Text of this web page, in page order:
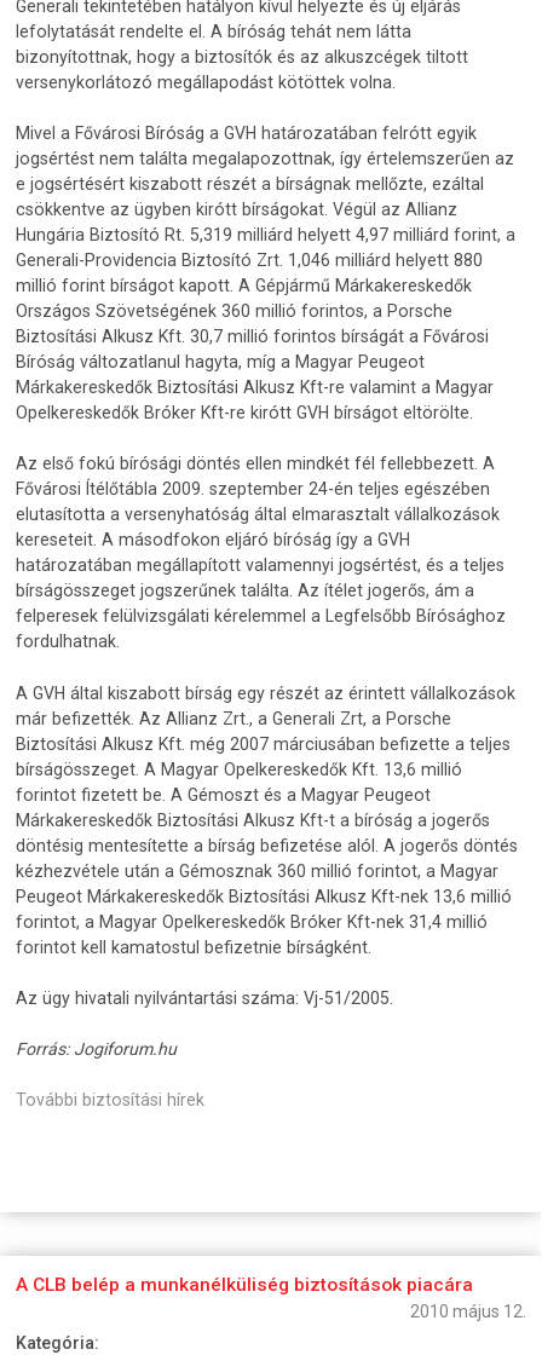
Generali tekintetében hatályon kívül helyezte és új eljárás
lefolytatását rendelte el. A bíróság tehát nem látta
bizonyítottnak, hogy a biztosítók és az alkuszcégek tiltott
versenykorlátozó megállapodást kötöttek volna.
Mivel a Fővárosi Bíróság a GVH határozatában felrótt egyik
jogsértést nem találta megalapozottnak, így értelemszerűen az
e jogsértésért kiszabott részét a bírságnak mellőzte, ezáltal
csökkentve az ügyben kirótt bírságokat. Végül az Allianz
Hungária Biztosító Rt. 5,319 milliárd helyett 4,97 milliárd forint, a
Generali-Providencia Biztosító Zrt. 1,046 milliárd helyett 880
millió forint bírságot kapott. A Gépjármű Márkakereskedők
Országos Szövetségének 360 millió forintos, a Porsche
Biztosítási Alkusz Kft. 30,7 millió forintos bírságát a Fővárosi
Bíróság változatlanul hagyta, míg a Magyar Peugeot
Márkakereskedők Biztosítási Alkusz Kft-re valamint a Magyar
Opelkereskedők Bróker Kft-re kirótt GVH bírságot eltörölte.
Az első fokú bírósági döntés ellen mindkét fél fellebbezett. A
Fővárosi Ítélőtábla 2009. szeptember 24-én teljes egészében
elutasította a versenyhatóság által elmarasztalt vállalkozások
kereseteit. A másodfokon eljáró bíróság így a GVH
határozatában megállapított valamennyi jogsértést, és a teljes
bírságösszeget jogszerűnek találta. Az ítélet jogerős, ám a
felperesek felülvizsgálati kérelemmel a Legfelsőbb Bírósághoz
fordulhatnak.
A GVH által kiszabott bírság egy részét az érintett vállalkozások
már befizették. Az Allianz Zrt., a Generali Zrt, a Porsche
Biztosítási Alkusz Kft. még 2007 márciusában befizette a teljes
bírságösszeget. A Magyar Opelkereskedők Kft. 13,6 millió
forintot fizetett be. A Gémoszt és a Magyar Peugeot
Márkakereskedők Biztosítási Alkusz Kft-t a bíróság a jogerős
döntésig mentesítette a bírság befizetése alól. A jogerős döntés
kézhezvétele után a Gémosznak 360 millió forintot, a Magyar
Peugeot Márkakereskedők Biztosítási Alkusz Kft-nek 13,6 millió
forintot, a Magyar Opelkereskedők Bróker Kft-nek 31,4 millió
forintot kell kamatostul befizetnie bírságként.
Az ügy hivatali nyilvántartási száma: Vj-51/2005.
Forrás: Jogiforum.hu
További biztosítási hírek
A CLB belép a munkanélküliség biztosítások piacára
2010 május 12.
Kategória: